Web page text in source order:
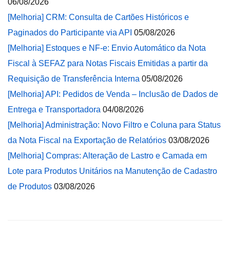
06/08/2026
[Melhoria] CRM: Consulta de Cartões Históricos e
Paginados do Participante via API 05/08/2026
[Melhoria] Estoques e NF-e: Envio Automático da Nota
Fiscal à SEFAZ para Notas Fiscais Emitidas a partir da
Requisição de Transferência Interna 05/08/2026
[Melhoria] API: Pedidos de Venda – Inclusão de Dados de
Entrega e Transportadora 04/08/2026
[Melhoria] Administração: Novo Filtro e Coluna para Status
da Nota Fiscal na Exportação de Relatórios 03/08/2026
[Melhoria] Compras: Alteração de Lastro e Camada em
Lote para Produtos Unitários na Manutenção de Cadastro
de Produtos 03/08/2026